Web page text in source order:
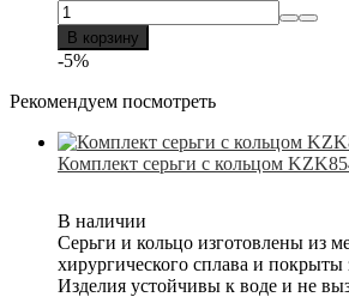
В корзину
-5%
Рекомендуем посмотреть
Комплект серьги с кольцом
В наличии
Серьги и кольцо изготовлены из
хирургического сплава и
Изделия устойчивы к воде и не